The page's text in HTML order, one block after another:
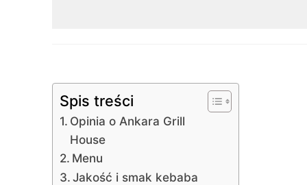
Spis treści
Opinia o Ankara Grill
House
Menu
Jakość i smak kebaba